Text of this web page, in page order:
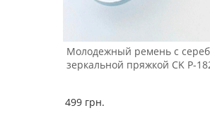
Молодежный ремень с
зеркальной пряжкой CK Р-
499 грн.